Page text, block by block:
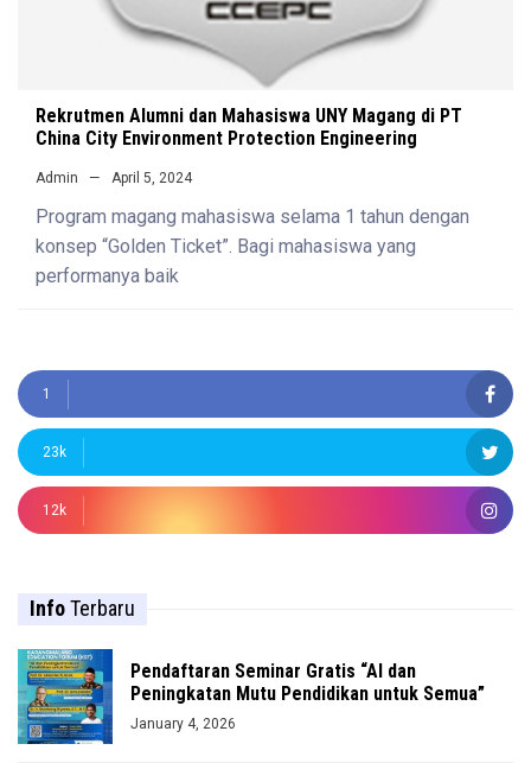
Rekrutmen Alumni dan Mahasiswa UNY Magang di PT
China City Environment Protection Engineering
Admin April 5, 2024
Program magang mahasiswa selama 1 tahun dengan
konsep “Golden Ticket”. Bagi mahasiswa yang
performanya baik
1
23k
12k
InfoTerbaru
Pendaftaran Seminar Gratis “AI dan
Peningkatan Mutu Pendidikan untuk Semua”
January 4, 2026